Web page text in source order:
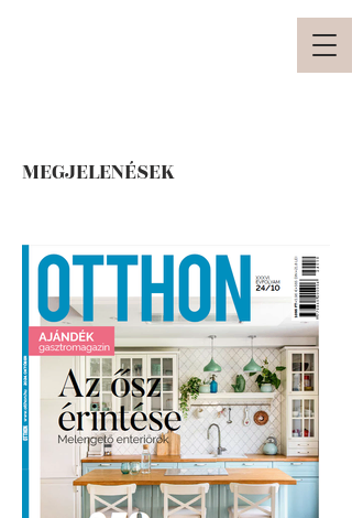
MEGJELENÉSEK